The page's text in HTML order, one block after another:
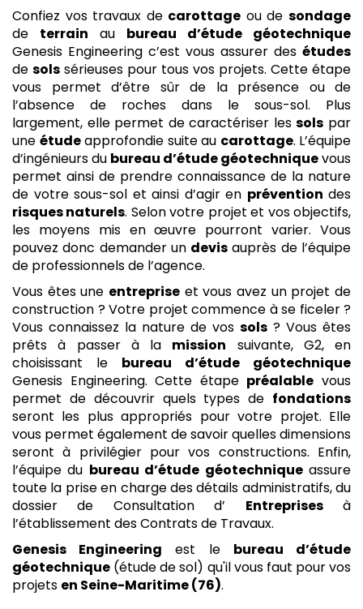
Confiez vos travaux de carottage ou desondage
de terrain au bureau d’étude géotechnique
Genesis Engineering c’est vous assurer des études
de sols sérieuses pour tous vos projets. Cette étape
vous permet d’être sûr de la présence ou de
l’absence de roches dans le sous-sol. Plus
largement, elle permet de caractériser lessols par
une étudeapprofondie suite au carottage. L’équipe
d’ingénieurs du bureau d’étude géotechniquevous
permet ainsi de prendre connaissance de la nature
de votre sous-sol et ainsi d’agir en prévention des
risques naturels. Selon votre projet et vos objectifs,
les moyens mis en œuvre pourront varier. Vous
pouvez donc demander un devis auprès de l’équipe
de professionnels de l’agence.
Vous êtes une entreprise et vous avez un projet de
construction ? Votre projet commence à se ficeler ?
Vous connaissez la nature de vos sols ? Vous êtes
prêts à passer à la mission suivante, G2, en
choisissant le bureau d’étude géotechnique
Genesis Engineering. Cette étape préalable vous
permet de découvrir quels types de fondations
seront les plus appropriés pour votre projet. Elle
vous permet également de savoir quelles dimensions
seront à privilégier pour vos constructions. Enfin,
l’équipe du bureau d’étude géotechniqueassure
toute la prise en charge des détails administratifs, du
dossier de Consultation d’ Entreprisesà
l’établissement des Contrats de Travaux.
Genesis Engineering est le bureau d’étude
géotechnique (étude de sol) qu'il vous faut pour vos
projets en Seine-Maritime (76).